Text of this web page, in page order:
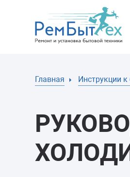
Главная Инструкции к